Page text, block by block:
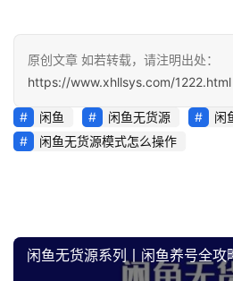
原创文章 如若转载，请注明出处：
https://www.xhllsys.com/1222.html
闲鱼 闲鱼无货源
闲
闲鱼无货源模式怎么操作
闲鱼无货源系列丨闲鱼养号全攻